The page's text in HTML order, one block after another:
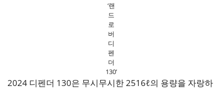
‘랜
드
로
버
디
펜
더
130’
2024 디펜더 130은 무시무시한 2516ℓ의 용량을 자랑하